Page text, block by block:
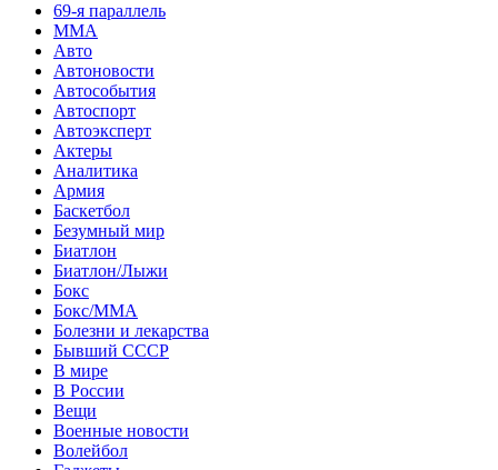
69-я параллель
MMA
Авто
Автоновости
Автособытия
Автоспорт
Автоэксперт
Актеры
Аналитика
Армия
Баскетбол
Безумный мир
Биатлон
Биатлон/Лыжи
Бокс
Бокс/MMA
Болезни и лекарства
Бывший СССР
В мире
В России
Вещи
Военные новости
Волейбол